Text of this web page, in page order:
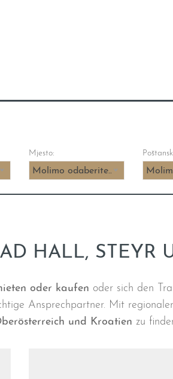
Mjesto:
Molimo odaberite...
HALL, STEYR
oder kaufen oder sich den
Ansprechpartner. Mit
und Kroatien zu